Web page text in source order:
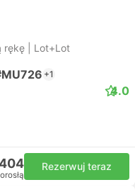
rękę | Lot+Lot
+1
4.0
Rezerwuj teraz